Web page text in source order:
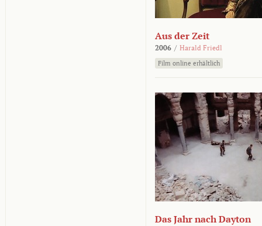
Aus der Zeit
2006 / Harald Friedl
Film online erhältlich
Das Jahr nach Dayton